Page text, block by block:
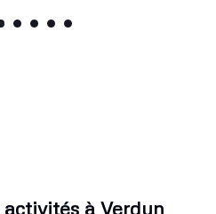
activités à Verdun